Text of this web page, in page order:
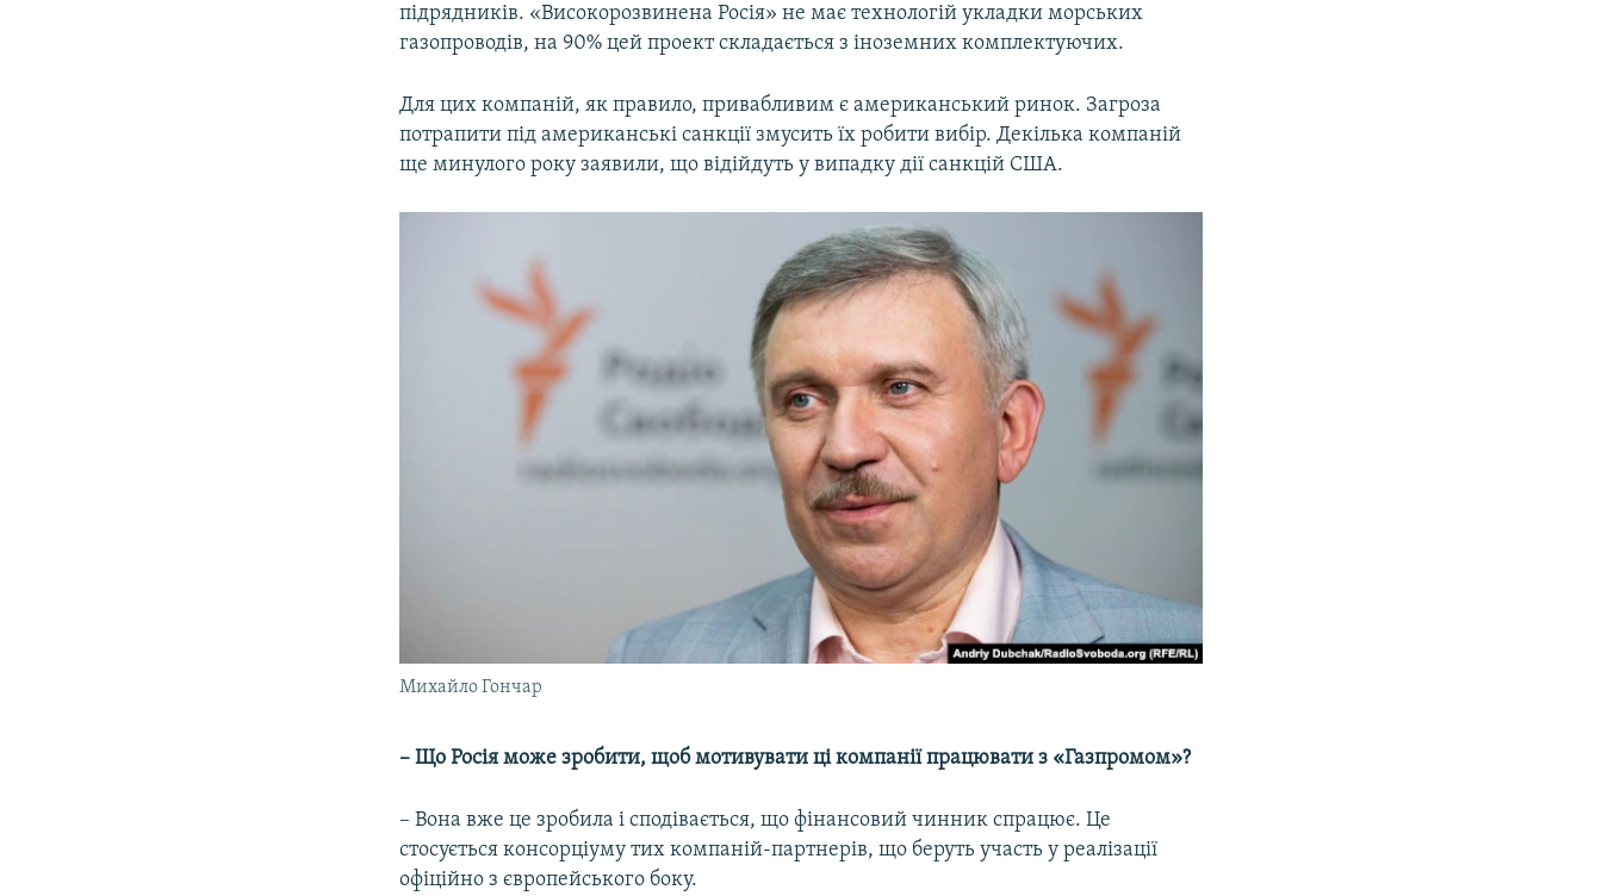
підрядників. «Високорозвинена Росія» не має технологій укладки морських
газопроводів, на 90% цей проект складається з іноземних комплектуючих.
Для цих компаній, як правило, привабливим є американський ринок. Загроза
потрапити під американські санкції змусить їх робити вибір. Декілька компаній
ще минулого року заявили, що відійдуть у випадку дії санкцій США.
Михайло Гончар
– Що Росія може зробити, щоб мотивувати ці компанії працювати з «Газпромом»?
– Вона вже це зробила і сподівається, що фінансовий чинник спрацює. Це
стосується консорціуму тих компаній-партнерів, що беруть участь у реалізації
офіційно з європейського боку.